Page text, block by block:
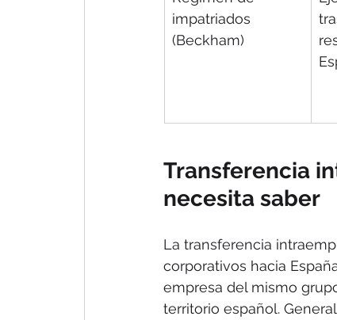
impatriados
(Beckham)
Transferencia
necesita saber
La transferencia
corporativos hacia
empresa del mismo
territorio español.